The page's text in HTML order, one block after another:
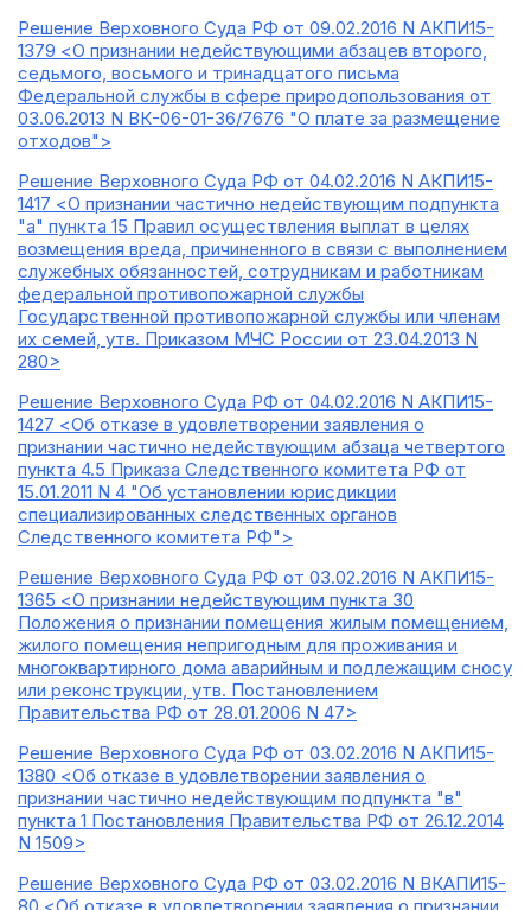
Решение Верховного Суда РФ от 09.02.2016 N АКПИ15-
1379 <О признании недействующими абзацев второго,
седьмого, восьмого и тринадцатого письма
Федеральной службы в сфере природопользования от
03.06.2013 N ВК-06-01-36/7676 "О плате за размещение
отходов">
Решение Верховного Суда РФ от 04.02.2016 N АКПИ15-
1417 <О признании частично недействующим подпункта
"а" пункта 15 Правил осуществления выплат в целях
возмещения вреда, причиненного в связи с выполнением
служебных обязанностей, сотрудникам и работникам
федеральной противопожарной службы
Государственной противопожарной службы или членам
их семей, утв. Приказом МЧС России от 23.04.2013 N
280>
Решение Верховного Суда РФ от 04.02.2016 N АКПИ15-
1427 <Об отказе в удовлетворении заявления о
признании частично недействующим абзаца четвертого
пункта 4.5 Приказа Следственного комитета РФ от
15.01.2011 N 4 "Об установлении юрисдикции
специализированных следственных органов
Следственного комитета РФ">
Решение Верховного Суда РФ от 03.02.2016 N АКПИ15-
1365 <О признании недействующим пункта 30
Положения о признании помещения жилым помещением,
жилого помещения непригодным для проживания и
многоквартирного дома аварийным и подлежащим сносу
или реконструкции, утв. Постановлением
Правительства РФ от 28.01.2006 N 47>
Решение Верховного Суда РФ от 03.02.2016 N АКПИ15-
1380 <Об отказе в удовлетворении заявления о
признании частично недействующим подпункта "в"
пункта 1 Постановления Правительства РФ от 26.12.2014
N 1509>
Решение Верховного Суда РФ от 03.02.2016 N ВКАПИ15-